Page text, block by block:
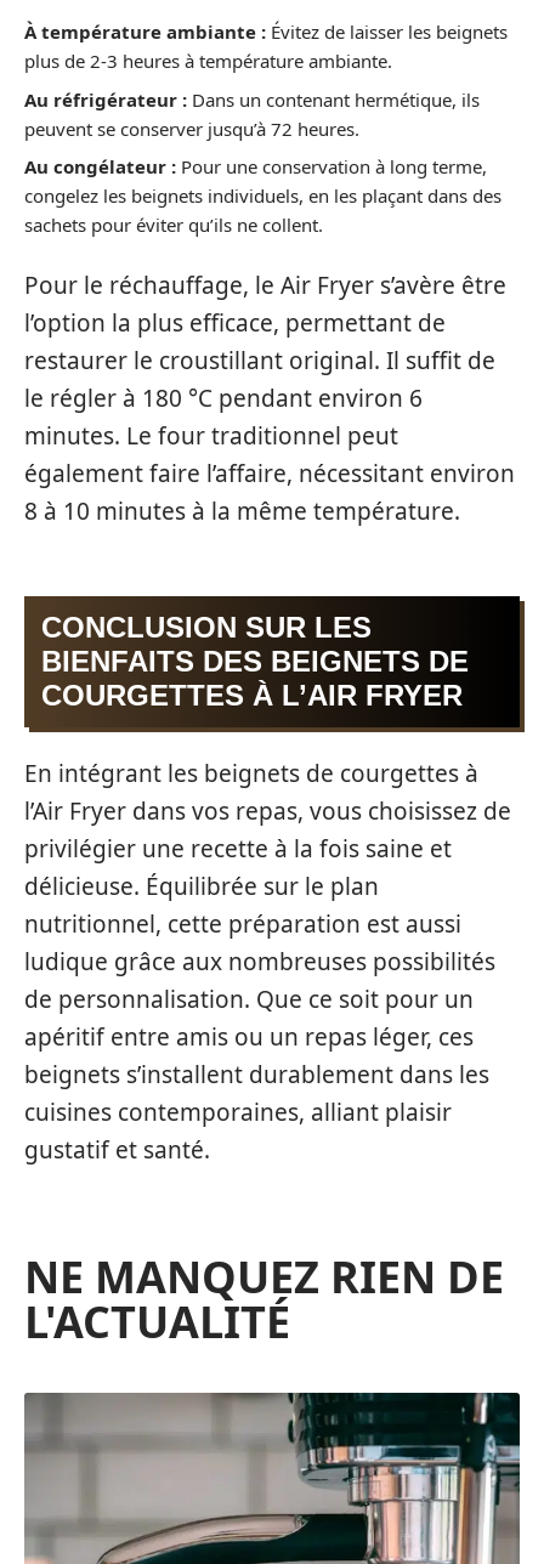
À température ambiante : Évitez de laisser les beignets
plus de 2-3 heures à température ambiante.
Au réfrigérateur : Dans un contenant hermétique, ils
peuvent se conserver jusqu’à 72 heures.
Au congélateur : Pour une conservation à long terme,
congelez les beignets individuels, en les plaçant dans des
sachets pour éviter qu’ils ne collent.
Pour le réchauffage, le Air Fryer s’avère être
l’option la plus efficace, permettant de
restaurer le croustillant original. Il suffit de
le régler à 180 °C pendant environ 6
minutes. Le four traditionnel peut
également faire l’affaire, nécessitant environ
8 à 10 minutes à la même température.
CONCLUSION SUR LES
BIENFAITS DES BEIGNETS DE
COURGETTES À L’AIR FRYER
En intégrant les beignets de courgettes à
l’Air Fryer dans vos repas, vous choisissez de
privilégier une recette à la fois saine et
délicieuse. Équilibrée sur le plan
nutritionnel, cette préparation est aussi
ludique grâce aux nombreuses possibilités
de personnalisation. Que ce soit pour un
apéritif entre amis ou un repas léger, ces
beignets s’installent durablement dans les
cuisines contemporaines, alliant plaisir
gustatif et santé.
NE MANQUEZ RIEN DE
L'ACTUALITÉ